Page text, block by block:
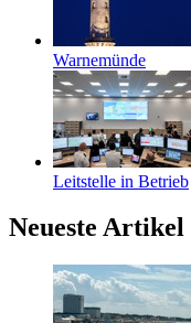
Warnemünde
Leitstelle in Betrieb
Neueste Artikel